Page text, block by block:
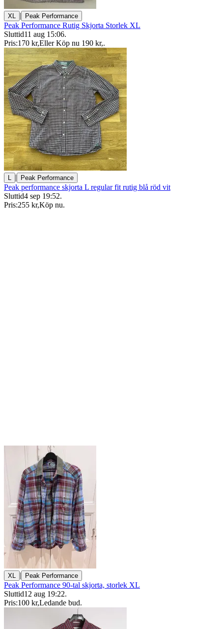
XL | Peak Performance
Peak Performance Rutig Skjorta Storlek XL
Sluttid11 aug 15:06.
Pris:170 kr,Eller Köp nu 190 kr,.
L | Peak Performance
Peak performance skjorta L regular fit rutig blå röd vit
Sluttid4 sep 19:52.
Pris:255 kr,Köp nu.
XL | Peak Performance
Peak Performance 90-tal skjorta, storlek XL
Sluttid12 aug 19:22.
Pris:100 kr,Ledande bud.